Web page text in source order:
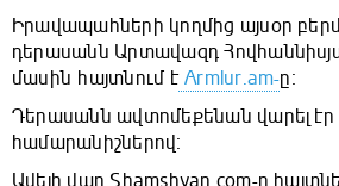
Իրավապահների կողմից այսօր
դերասանն Արտավազդ
մասին հայտնում էArmlur.am-ը։
Դերասանն ավտոմեքենան վարել էր
համարանիշներով։